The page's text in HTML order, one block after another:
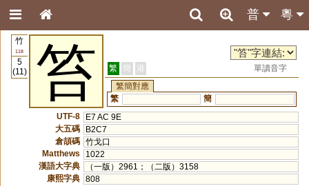
粵
普
竹
118
5
(11)
笞 繁 簡 港
單讀音字
繁簡對應
繁
簡
UTF-8
E7 AC 9E
大五碼
B2C7
倉頡碼 竹戈口
Matthews
1022
漢語大字典
（一版）2961；（二版）3158
康熙字典 808